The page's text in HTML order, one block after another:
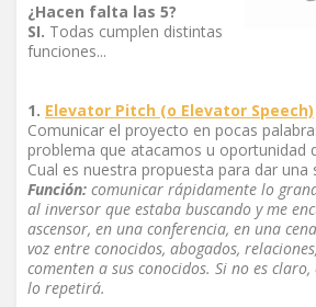
¿Hacen falta las 5?
SI. Todas cumplen distintas
funciones...
1. Elevator Pitch (o Elevator Speech)
Comunicar el proyecto en pocas
problema que atacamos u oportunidad
Cual es nuestra propuesta para dar una
Función: comunicar rápidamente lo
al inversor que estaba buscando y me
ascensor, en una conferencia, en una
voz entre conocidos, abogados,
comenten a sus conocidos. Si no es
lo repetirá.